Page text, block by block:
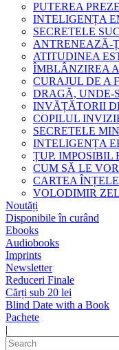
PUTEREA
INTELIGENȚA
SECRETELE
ANTRENEAZĂ-
ATITUDINEA
ÎMBLÂNZIREA
CURAJUL DE A
DRAGĂ, UNDE-
INVĂȚĂTORII
COPILUL
SECRETELE
INTELIGENȚA
ȚUP.
CUM SĂ LE
CARTEA
VOLODIMIR
Noutăți
Disponibile în curând
Ebooks
Audiobooks
Imprints
Newsletter
Reduceri Finale
Cărți sub 20 lei
Blind Date with a Book
Pachete
|